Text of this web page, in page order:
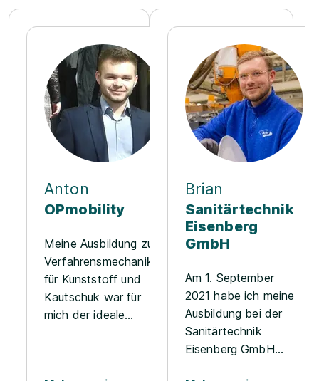
Anton
OPmobility
Meine Ausbildung zum
Verfahrensmechaniker
für Kunststoff und
Kautschuk war für
mich der ideale
Brian
Sanitärtechnik
Eisenberg
GmbH
Am 1. September
2021 habe ich meine
Ausbildung bei der
Sanitärtechnik
Eisenberg GmbH